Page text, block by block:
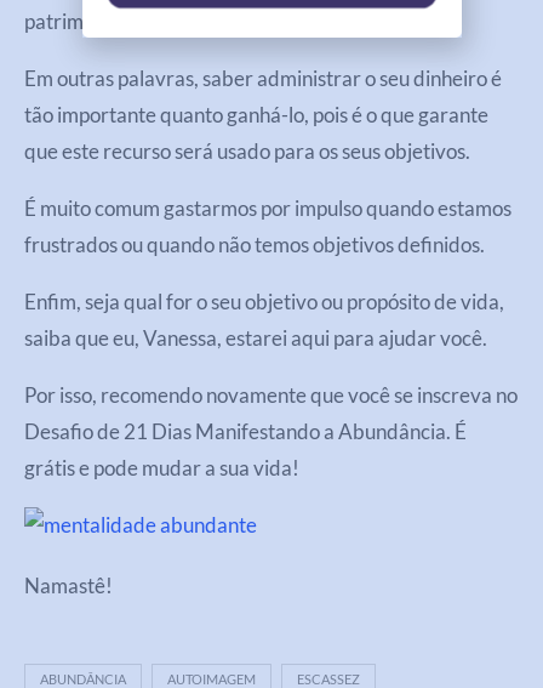
patrimônio crescer.
Em outras palavras, saber administrar o seu dinheiro é
tão importante quanto ganhá-lo, pois é o que garante
que este recurso será usado para os seus objetivos.
É muito comum gastarmos por impulso quando estamos
frustrados ou quando não temos objetivos definidos.
Enfim, seja qual for o seu objetivo ou propósito de vida,
saiba que eu, Vanessa, estarei aqui para ajudar você.
Por isso, recomendo novamente que você se inscreva no
Desafio de 21 Dias Manifestando a Abundância. É
grátis e pode mudar a sua vida!
Namastê!
ABUNDÂNCIA AUTOIMAGEM ESCASSEZ